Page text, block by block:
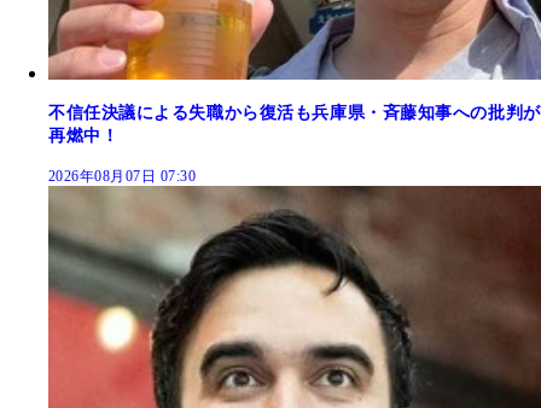
不信任決議による失職から復活も兵庫県・斉藤知事への批判が
再燃中！
2026年08月07日 07:30